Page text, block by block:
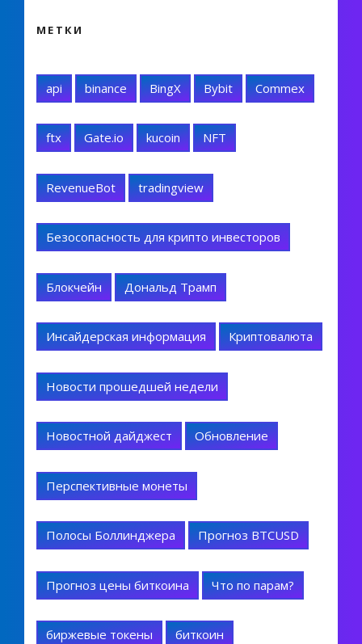
МЕТКИ
api binance BingX Bybit Commex
ftx Gate.io kucoin NFT
RevenueBot tradingview
Безосопасность для крипто инвесторов
Блокчейн Дональд Трамп
Инсайдерская информация Криптовалюта
Новости прошедшей недели
Новостной дайджест Обновление
Перспективные монеты
Полосы Боллинджера Прогноз BTCUSD
Прогноз цены биткоина Что по парам?
биржевые токены биткоин